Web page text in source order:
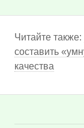
Читайте также:
составить
качества